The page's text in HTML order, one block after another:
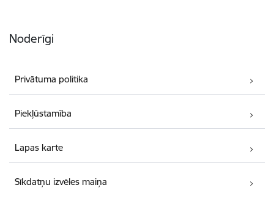
Noderīgi
Privātuma politika
Piekļūstamība
Lapas karte
Sīkdatņu izvēles maiņa